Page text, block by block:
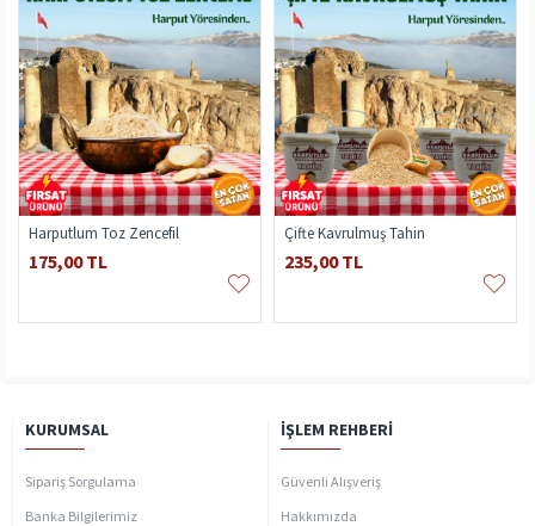
Harputlum Toz Zencefil
175,00 TL
Çifte Kavrulmuş Tahin
235,00 TL
KURUMSAL
Sipariş Sorgulama
Banka Bilgilerimiz
İŞLEM REHBERI
Güvenli Alışveriş
Hakkımızda